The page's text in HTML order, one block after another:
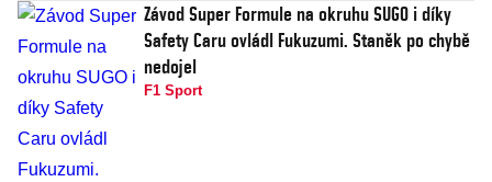
Závod Super Formule na okruhu SUGO i díky
Safety Caru ovládl Fukuzumi. Staněk po chybě
nedojel
F1 Sport